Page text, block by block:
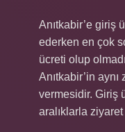
Anıtkabir’e giriş
ederken en çok
ücreti olup
Anıtkabir’in
vermesidir. Giriş
aralıklarla